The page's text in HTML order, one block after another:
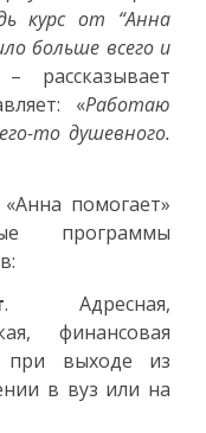
курс от “Анна
больше всего и
рассказывает
«Работаю
то душевного.
помогает»
программы
. Адресная,
финансовая
выходе из
в вуз или на